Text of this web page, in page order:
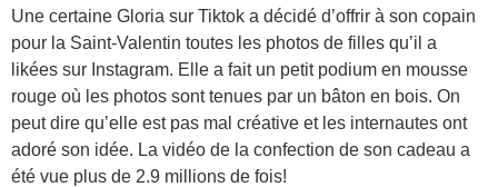
Une certaine Gloria sur Tiktok a décidé d’offrir à son copain
pour la Saint-Valentin toutes les photos de filles qu’il a
likées sur Instagram. Elle a fait un petit podium en mousse
rouge où les photos sont tenues par un bâton en bois. On
peut dire qu’elle est pas mal créative et les internautes ont
adoré son idée. La vidéo de la confection de son cadeau a
été vue plus de 2.9 millions de fois!